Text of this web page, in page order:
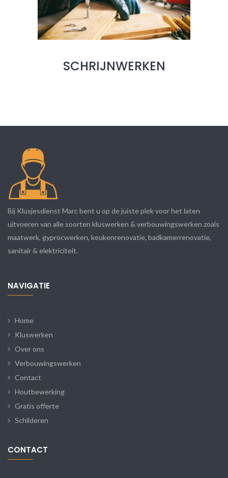
SCHRIJNWERKEN
Bij Klusjesdienst Marc bent u op de juiste plek voor het laten
uitvoeren van alle soorten kluswerken & verbouwingswerken zoals
maatwerk, gyprocwerken, keukenrenovatie, badkamerrenovatie,
sanitair & elektriciteit.
NAVIGATIE
Home
Kluswerken
Over ons
Verbouwingswerken
Contact
Houtbewerking
Gratis offerte
Schilderen
CONTACT